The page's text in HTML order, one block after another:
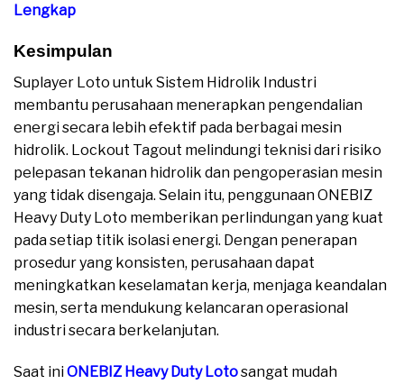
Lengkap
Kesimpulan
Suplayer Loto untuk Sistem Hidrolik Industri
membantu perusahaan menerapkan pengendalian
energi secara lebih efektif pada berbagai mesin
hidrolik. Lockout Tagout melindungi teknisi dari risiko
pelepasan tekanan hidrolik dan pengoperasian mesin
yang tidak disengaja. Selain itu, penggunaan ONEBIZ
Heavy Duty Loto memberikan perlindungan yang kuat
pada setiap titik isolasi energi. Dengan penerapan
prosedur yang konsisten, perusahaan dapat
meningkatkan keselamatan kerja, menjaga keandalan
mesin, serta mendukung kelancaran operasional
industri secara berkelanjutan.
Saat iniONEBIZ Heavy Duty Lotosangat mudah